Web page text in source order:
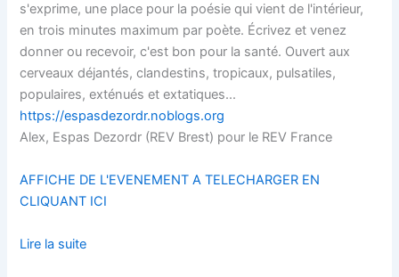
s'exprime, une place pour la poésie qui vient de l'intérieur,
en trois minutes maximum par poète. Écrivez et venez
donner ou recevoir, c'est bon pour la santé. Ouvert aux
cerveaux déjantés, clandestins, tropicaux, pulsatiles,
populaires, exténués et extatiques...
https://espasdezordr.noblogs.org
Alex, Espas Dezordr (REV Brest) pour le REV France
AFFICHE DE L'EVENEMENT A TELECHARGER EN
CLIQUANT ICI
Lire la suite